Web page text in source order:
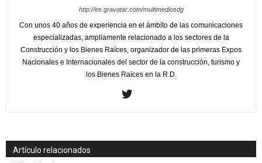
http://es.gravatar.com/multimediosdg
Con unos 40 años de experiencia en el ámbito de las comunicaciones
especializadas, ampliamente relacionado a los sectores de la
Construcción y los Bienes Raíces, organizador de las primeras Expos
Nacionales e Internacionales del sector de la construcción, turismo y
los Bienes Raíces en la R.D.
Artículo relacionados